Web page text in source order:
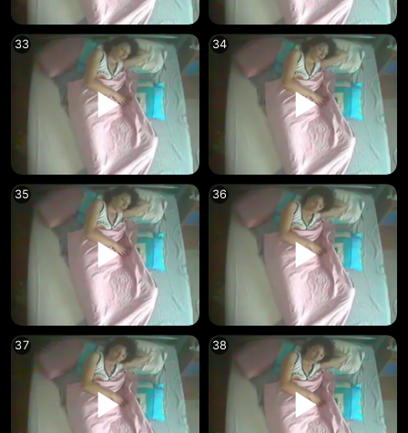
33 34
35 36
37 38